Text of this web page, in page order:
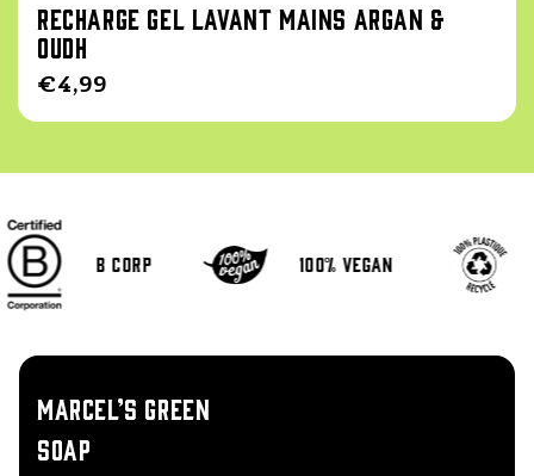
Recharge Gel Lavant Mains Argan &
Oudh
Prix
€4,99
B Corp 100% vegan
MARCEL’S GREEN
SOAP